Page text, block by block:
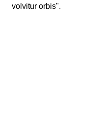
volvitur orbis".